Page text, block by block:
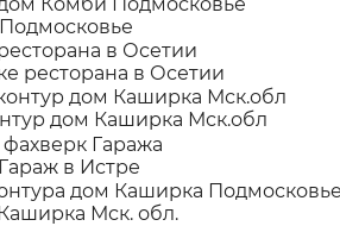
ресторана в Осетии
дом Каширка Мск.обл
в Истре
Мск. обл.